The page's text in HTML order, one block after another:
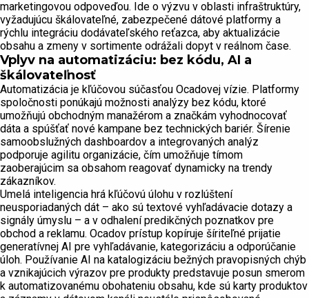
marketingovou odpoveďou. Ide o výzvu v oblasti infraštruktúry,
vyžadujúcu škálovateľné, zabezpečené dátové platformy a
rýchlu integráciu dodávateľského reťazca, aby aktualizácie
obsahu a zmeny v sortimente odrážali dopyt v reálnom čase.
Vplyv na automatizáciu: bez kódu, AI a
škálovateľnosť
Automatizácia je kľúčovou súčasťou Ocadovej vízie. Platformy
spoločnosti ponúkajú možnosti analýzy bez kódu, ktoré
umožňujú obchodným manažérom a značkám vyhodnocovať
dáta a spúšťať nové kampane bez technických bariér. Šírenie
samoobslužných dashboardov a integrovaných analýz
podporuje agilitu organizácie, čím umožňuje tímom
zaoberajúcim sa obsahom reagovať dynamicky na trendy
zákazníkov.
Umelá inteligencia hrá kľúčovú úlohu v rozlúštení
neusporiadaných dát – ako sú textové vyhľadávacie dotazy a
signály úmyslu – a v odhalení predikčných poznatkov pre
obchod a reklamu. Ocadov prístup kopíruje šíriteľné prijatie
generatívnej AI pre vyhľadávanie, kategorizáciu a odporúčanie
úloh. Používanie AI na katalogizáciu bežných pravopisných chýb
a vznikajúcich výrazov pre produkty predstavuje posun smerom
k automatizovanému obohateniu obsahu, kde sú karty produktov